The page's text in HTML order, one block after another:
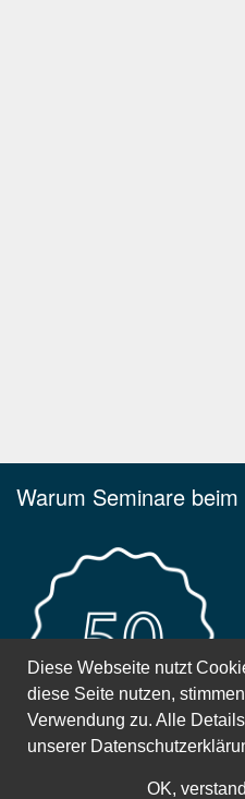
Diese Webseite nutzt
diese Seite nutzen,
Verwendung zu. Alle
unserer
OK,
Warum Seminare